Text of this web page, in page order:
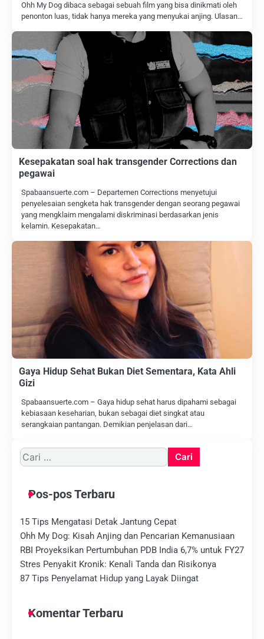
Ohh My Dog dibaca sebagai sebuah film yang bisa dinikmati oleh
penonton luas, tidak hanya mereka yang menyukai anjing. Ulasan…
Kesepakatan soal hak transgender Corrections dan
pegawai
Spabaansuerte.com – Departemen Corrections menyetujui
penyelesaian sengketa hak transgender dengan seorang pegawai
yang mengklaim mengalami diskriminasi berdasarkan jenis
kelamin. Kesepakatan…
Gaya Hidup Sehat Bukan Diet Sementara, Kata Ahli
Gizi
Spabaansuerte.com – Gaya hidup sehat harus dipahami sebagai
kebiasaan keseharian, bukan sebagai diet singkat atau
serangkaian pantangan. Demikian penjelasan dari…
Cari
untuk:
Pos-pos Terbaru
15 Tips Mengatasi Detak Jantung Cepat
Ohh My Dog: Kisah Anjing dan Pencarian Kemanusiaan
RBI Proyeksikan Pertumbuhan PDB India 6,7% untuk FY27
Stres Penyakit Kronik: Kenali Tanda dan Risikonya
87 Tips Penyelamat Hidup yang Layak Diingat
Komentar Terbaru